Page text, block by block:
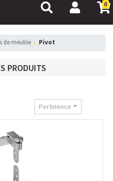
0
de meuble Pivot
PRODUITS
Pertinence